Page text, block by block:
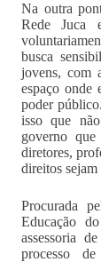
Na outra
Rede Juca
busca
jovens, com
espaço onde
poder
isso que
governo
diretores,
direitos
Procurada
Educação
assessoria
processo